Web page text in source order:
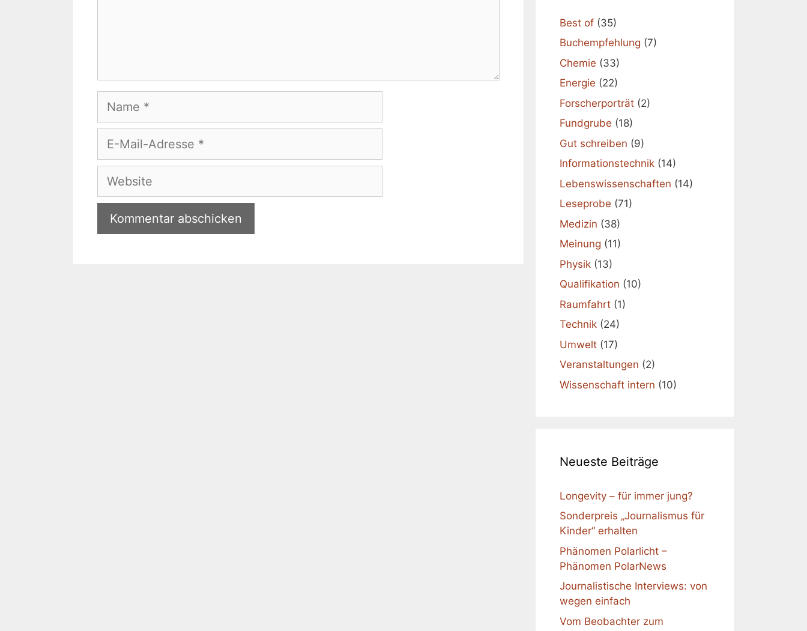
Name
E-
Website
Best of (35)
Buchempfehlung (7)
Chemie (33)
Energie (22)
Forscherporträt (2)
Fundgrube (18)
Gut schreiben (9)
Informationstechnik (14)
Lebenswissenschaften (14)
Leseprobe (71)
Medizin (38)
Meinung (11)
Physik (13)
Qualifikation (10)
Raumfahrt (1)
Technik (24)
Umwelt (17)
Veranstaltungen (2)
Wissenschaft intern (10)
Neueste Beiträge
Longevity – für immer jung?
Sonderpreis „Journalismus für
Kinder“ erhalten
Phänomen Polarlicht –
Phänomen PolarNews
Journalistische Interviews: von
wegen einfach
Vom Beobachter zum